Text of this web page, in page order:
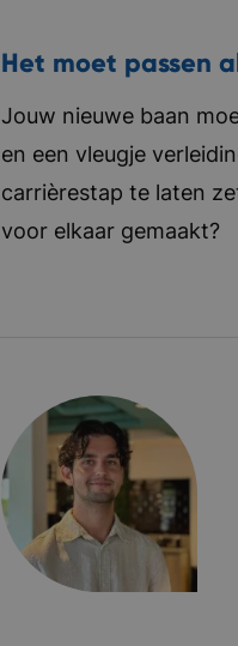
Het moet passen
Jouw nieuwe baan
en een vleugje
carrièrestap te laten
voor elkaar gemaakt?